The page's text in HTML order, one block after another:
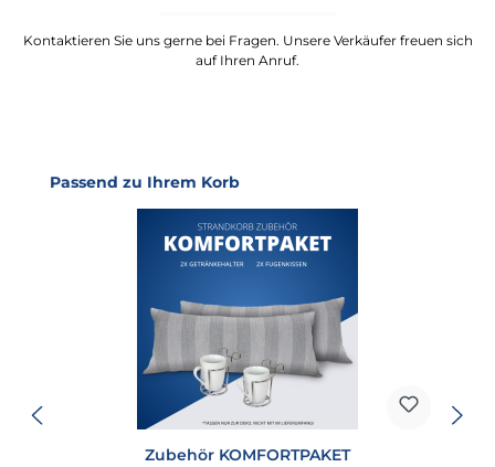
Kontaktieren Sie uns gerne bei Fragen. Unsere Verkäufer freuen sich
auf Ihren Anruf.
Produktgalerie überspringen
Passend zu Ihrem Korb
Zubehör KOMFORTPAKET